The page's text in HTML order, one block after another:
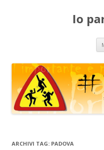
Io
ARCHIVI TAG: PADOVA